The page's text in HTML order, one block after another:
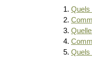
Quels
Quels